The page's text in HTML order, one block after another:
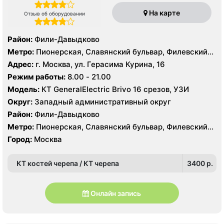
Отзыв об оборудовании На карте
Район: Фили-Давыдково
Метро: Пионерская, Славянский бульвар, Филевский
парк
Адрес: г. Москва, ул. Герасима Курина, 16
Режим работы: 8.00 - 21.00
Модель: КТ GeneralElectric Brivo 16 срезов, УЗИ
Округ: Западный административный округ
Район: Фили-Давыдково
Метро: Пионерская, Славянский бульвар, Филевский
парк
Город: Москва
КТ костей черепа / КТ черепа 3400 p.
Онлайн запись